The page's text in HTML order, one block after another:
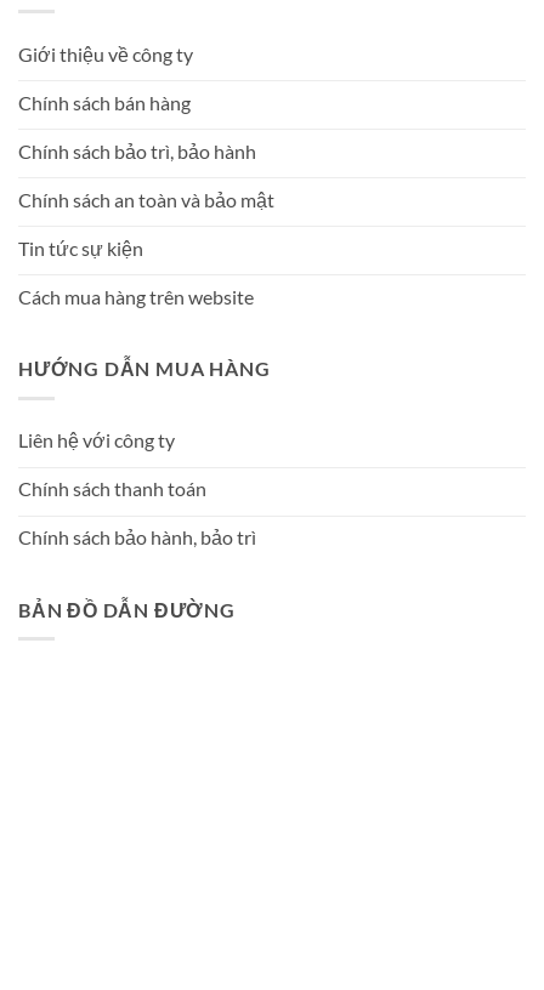
Giới thiệu về công ty
Chính sách bán hàng
Chính sách bảo trì, bảo hành
Chính sách an toàn và bảo mật
Tin tức sự kiện
Cách mua hàng trên website
HƯỚNG DẪN MUA HÀNG
Liên hệ với công ty
Chính sách thanh toán
Chính sách bảo hành, bảo trì
BẢN ĐỒ DẪN ĐƯỜNG